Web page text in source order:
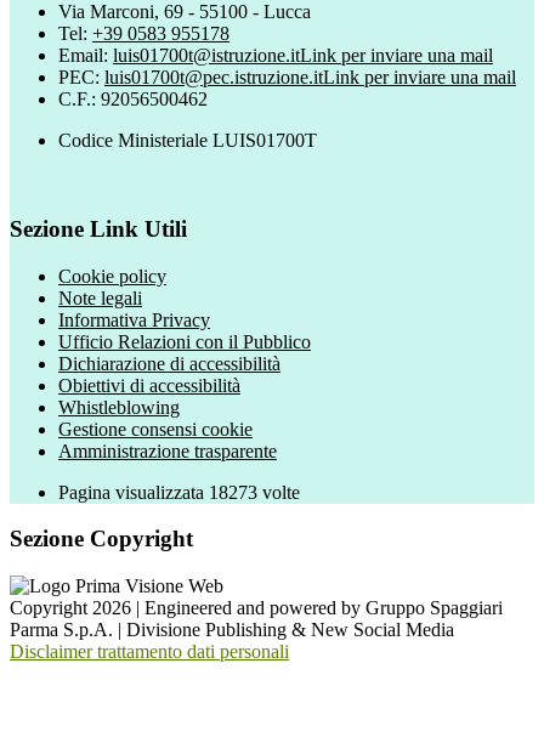
Via Marconi, 69 - 55100 - Lucca
Tel: +39 0583 955178
Email: luis01700t@istruzione.itLink per inviare una mail
PEC: luis01700t@pec.istruzione.itLink per inviare una mail
C.F.: 92056500462
Codice Ministeriale LUIS01700T
Sezione Link Utili
Cookie policy
Note legali
Informativa Privacy
Ufficio Relazioni con il Pubblico
Dichiarazione di accessibilità
Obiettivi di accessibilità
Whistleblowing
Gestione consensi cookie
Amministrazione trasparente
Pagina visualizzata 18273 volte
Sezione Copyright
Copyright 2026 | Engineered and powered by Gruppo Spaggiari
Parma S.p.A. | Divisione Publishing & New Social Media
Disclaimer trattamento dati personali